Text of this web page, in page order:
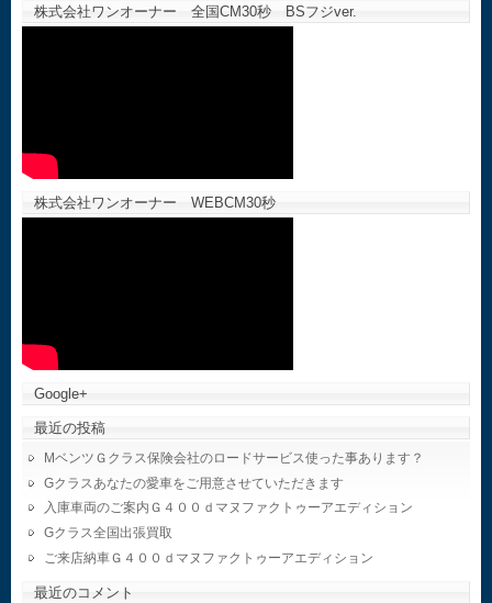
株式会社ワンオーナー 全国CM30秒 BSフジver.
株式会社ワンオーナー WEBCM30秒
Google+
最近の投稿
MベンツＧクラス保険会社のロードサービス使った事あります？
Gクラスあなたの愛車をご用意させていただきます
入庫車両のご案内Ｇ４００ｄマヌファクトゥーアエディション
Gクラス全国出張買取
ご来店納車Ｇ４００ｄマヌファクトゥーアエディション
最近のコメント